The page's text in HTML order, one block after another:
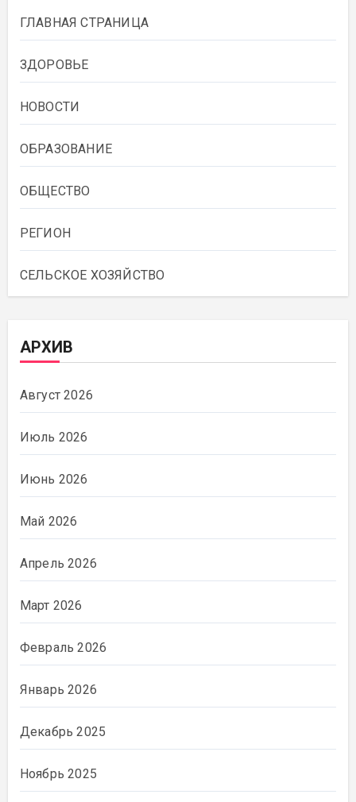
ГЛАВНАЯ СТРАНИЦА
ЗДОРОВЬЕ
НОВОСТИ
ОБРАЗОВАНИЕ
ОБЩЕСТВО
РЕГИОН
СЕЛЬСКОЕ ХОЗЯЙСТВО
АРХИВ
Август 2026
Июль 2026
Июнь 2026
Май 2026
Апрель 2026
Март 2026
Февраль 2026
Январь 2026
Декабрь 2025
Ноябрь 2025